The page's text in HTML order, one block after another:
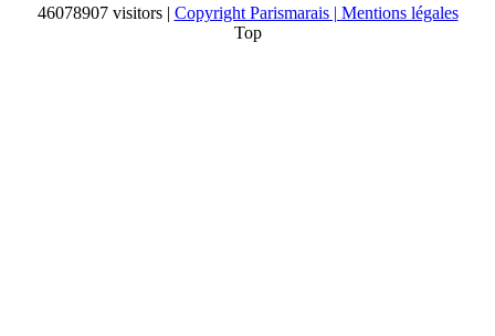
46078907 visitors | Copyright Parismarais | Mentions légales
Top